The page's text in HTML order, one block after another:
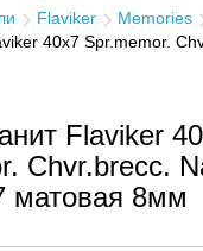
Flaviker
Memories
40x7 Spr.memor.
Flaviker
Chvr.brecc.
матовая 8мм